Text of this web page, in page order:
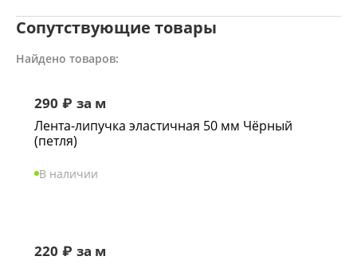
Сопутствующие товары
Найдено товаров:
290 ₽ за м
Лента-липучка эластичная 50 мм Чёрный
(петля)
В наличии
220 ₽ за м